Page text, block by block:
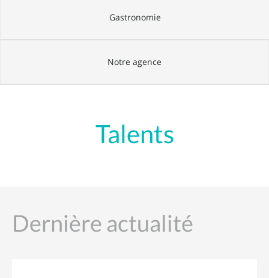
Gastronomie
Notre agence
Talents
Dernière actualité